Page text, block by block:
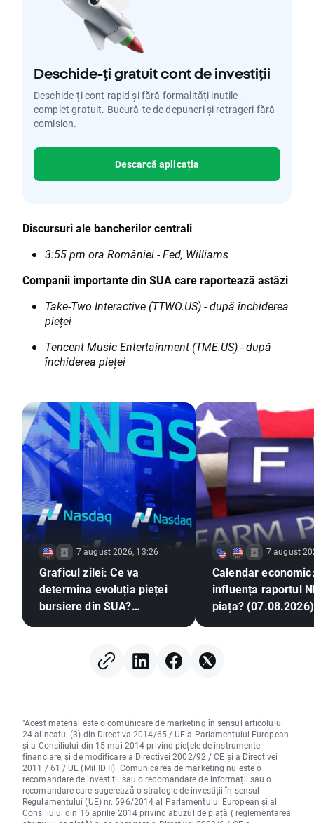
Deschide-ți gratuit cont de investiții
Deschide-ți cont rapid și fără formalități inutile —
complet gratuit. Bucură-te de depuneri și retrageri fără
comision.
Descarcă aplicația
Discursuri ale bancherilor centrali
3:55 pm ora României - Fed, Williams
Companii importante din SUA care raportează astăzi
Take-Two Interactive (TTWO.US) - după închiderea
pieței
Tencent Music Entertainment (TME.US) - după
închiderea pieței
7 august 2026, 13:26
Graficul zilei: Ce va
determina evoluția pieței
bursiere din SUA?
7 august
Calendar
influența raportul
piața? (07.08.2026)
"Acest material este o comunicare de marketing în sensul articolului
24 alineatul (3) din Directiva 2014/65 / UE a Parlamentului European
și a Consiliului din 15 mai 2014 privind piețele de instrumente
financiare, și de modificare a Directivei 2002/92 / CE și a Directivei
2011 / 61 / UE (MiFID II). Comunicarea de marketing nu este o
recomandare de investiții sau o recomandare de informații sau o
recomandare care sugerează o strategie de investiții în sensul
Regulamentului (UE) nr. 596/2014 al Parlamentului European și al
Consiliului din 16 aprilie 2014 privind abuzul de piață ( reglementarea